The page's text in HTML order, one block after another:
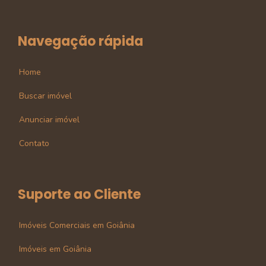
Navegação rápida
Home
Buscar imóvel
Anunciar imóvel
Contato
Suporte ao Cliente
Imóveis Comerciais em Goiânia
Imóveis em Goiânia